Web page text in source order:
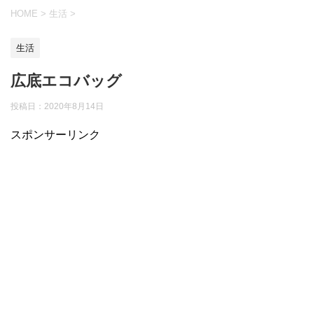
HOME > 生活 >
生活
広底エコバッグ
投稿日： 2020年8月14日
スポンサーリンク